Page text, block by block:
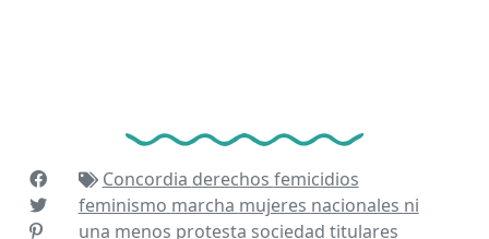
Concordia derechos femicidios
feminismo marcha mujeres nacionales ni
una menos protesta sociedad titulares